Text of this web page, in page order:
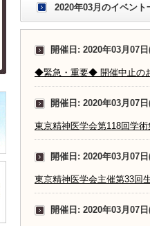
2020年03月のイベント
開催日: 2020年03月07
◆緊急・重要◆ 開催中止の
開催日: 2020年03月07
東京精神医学会第118回学
開催日: 2020年03月07
東京精神医学会主催第33回
開催日: 2020年03月07